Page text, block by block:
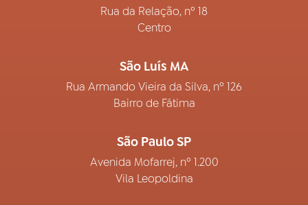
Rua da Relação, nº 18
Centro
São Luís MA
Rua Armando Vieira da Silva, nº 126
Bairro de Fátima
São Paulo SP
Avenida Mofarrej, nº 1.200
Vila Leopoldina